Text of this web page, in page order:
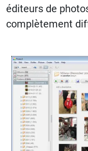
éditeurs de
complètement